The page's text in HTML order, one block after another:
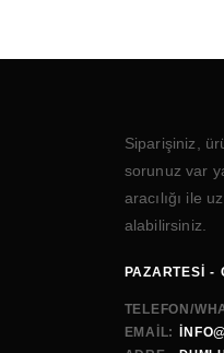
Siparişiniz,
sorunuz var
aracılığı ile
alabilirsiniz.
PAZARTESI -
TELEFON/
EMAIL: